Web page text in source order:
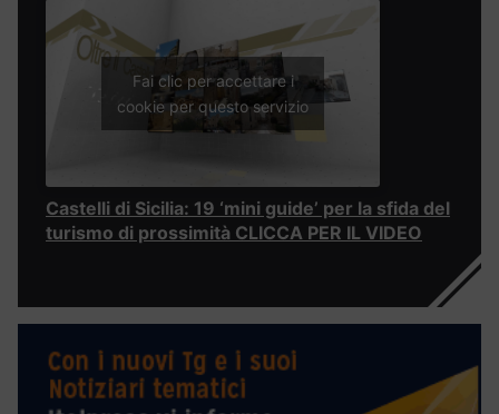
Fai clic per accettare i
cookie per questo servizio
Castelli di Sicilia: 19 ‘mini guide’ per la sfida del
turismo di prossimità CLICCA PER IL VIDEO